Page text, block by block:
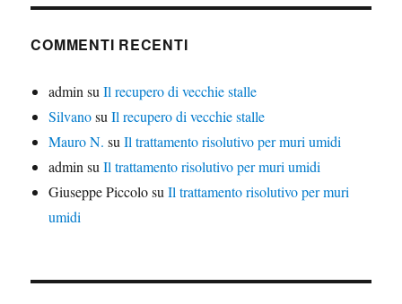
COMMENTI RECENTI
admin suIl recupero di vecchie stalle
SilvanosuIl recupero di vecchie stalle
Mauro N. suIl trattamento risolutivo per muri umidi
admin suIl trattamento risolutivo per muri umidi
Giuseppe PiccolosuIl trattamento risolutivo per muri
umidi